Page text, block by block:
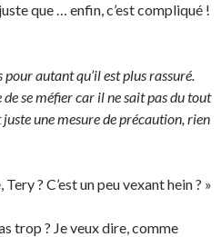
que … enfin, c’est compliqué !
pour autant qu’il est plus rassuré.
se méfier car il ne sait pas du tout
juste une mesure de précaution, rien
? C’est un peu vexant hein ? »
trop ? Je veux dire, comme